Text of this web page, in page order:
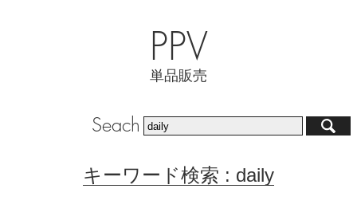
PPV
単品販売
Seach
キーワード検索 : daily